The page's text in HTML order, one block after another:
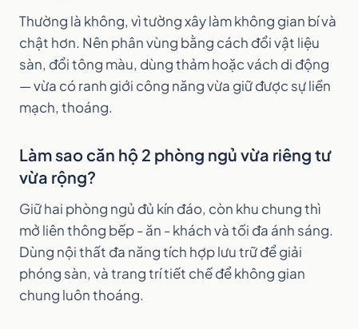
Thường là không, vì tường xây làm không gian bí và
chật hơn. Nên phân vùng bằng cách đổi vật liệu
sàn, đổi tông màu, dùng thảm hoặc vách di động
— vừa có ranh giới công năng vừa giữ được sự liền
mạch, thoáng.
Làm sao căn hộ 2 phòng ngủ vừa riêng tư
vừa rộng?
Giữ hai phòng ngủ đủ kín đáo, còn khu chung thì
mở liên thông bếp - ăn - khách và tối đa ánh sáng.
Dùng nội thất đa năng tích hợp lưu trữ để giải
phóng sàn, và trang trí tiết chế để không gian
chung luôn thoáng.